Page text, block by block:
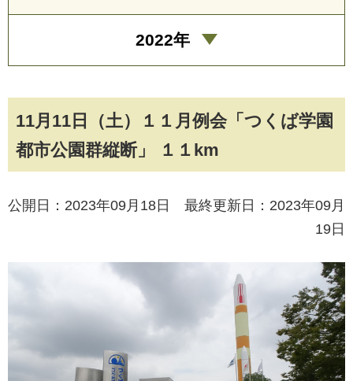
11月11日（土）１１月例会「つくば学園
都市公園群縦断」 １１km
公開日：2023年09月18日 最終更新日：2023年09月
19日
2022年